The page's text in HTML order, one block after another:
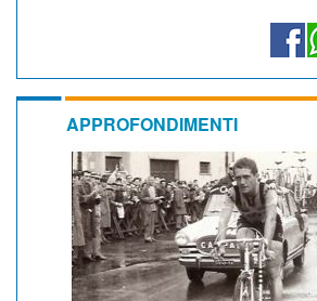
APPROFONDIMENTI